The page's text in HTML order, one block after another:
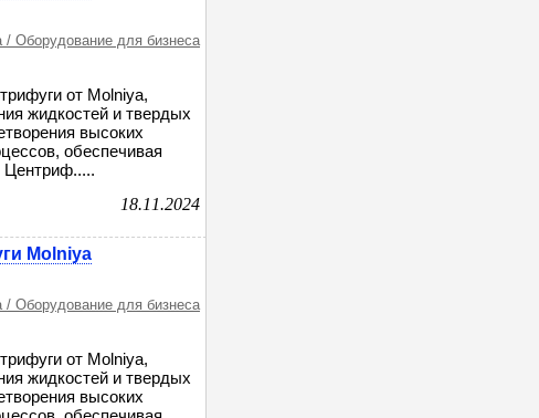
/ Оборудование для бизнеса
от Molniya,
жидкостей и твердых
высоких
обеспечивая
Центриф.....
18.11.2024
Molniya
/ Оборудование для бизнеса
от Molniya,
жидкостей и твердых
высоких